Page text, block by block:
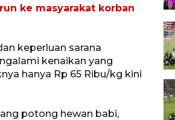
ke masyarakat korban
keperluan sarana
kenaikan yang
hanya Rp 65 Ribu/kg kini
potong hewan babi,